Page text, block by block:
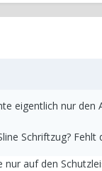
eigentlich nur den
Schriftzug? Fehlt
nur auf den